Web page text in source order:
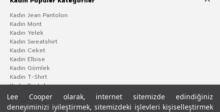
Lee Cooper olarak, internet sitemizde edindiğiniz
deneyiminizi iyileştirmek, sitemizdeki işlevleri kişiselleştirmek
Kadın Jean Pantolon
Kadın Mont
Kadın Yelek
Kadın Sweatshirt
Kadın Ceket
Kadın Elbise
Kadın Gömlek
Kadın T-Shirt
Kadın Pantolon